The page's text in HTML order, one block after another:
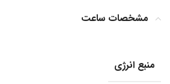
مشخصات ساعت
منبع انرژی